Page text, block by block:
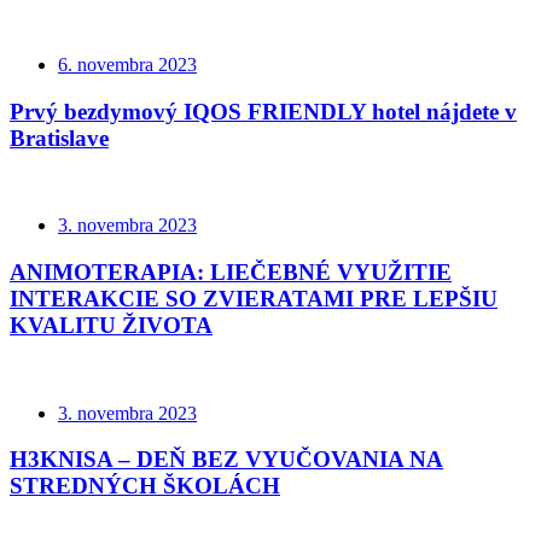
6. novembra 2023
Prvý bezdymový IQOS FRIENDLY hotel nájdete v
Bratislave
3. novembra 2023
ANIMOTERAPIA: LIEČEBNÉ VYUŽITIE
INTERAKCIE SO ZVIERATAMI PRE LEPŠIU
KVALITU ŽIVOTA
3. novembra 2023
H3KNISA – DEŇ BEZ VYUČOVANIA NA
STREDNÝCH ŠKOLÁCH